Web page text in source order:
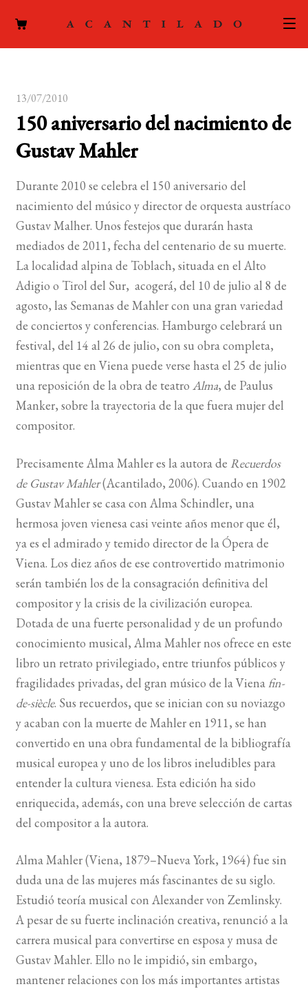
el
ACTUALIDAD
LA EDITORIAL
menú
FOREIGN RIGHTS
CONTACTO
MI CUENTA
BUSCAR
13/07/2010
150 aniversario del nacimiento de
Gustav Mahler
Durante 2010 se celebra el 150 aniversario del
nacimiento del músico y director de orquesta austríaco
Gustav Malher. Unos festejos que durarán hasta
mediados de 2011, fecha del centenario de su muerte.
La localidad alpina de Toblach, situada en el Alto
Adigio o Tirol del Sur, acogerá, del 10 de julio al 8 de
agosto, las Semanas de Mahler con una gran variedad
de conciertos y conferencias. Hamburgo celebrará un
festival, del 14 al 26 de julio, con su obra completa,
mientras que en Viena puede verse hasta el 25 de julio
una reposición de la obra de teatro Alma, de Paulus
Manker, sobre la trayectoria de la que fuera mujer del
compositor.
Precisamente Alma Mahler es la autora de Recuerdos
de Gustav Mahler(Acantilado, 2006). Cuando en 1902
Gustav Mahler se casa con Alma Schindler, una
hermosa joven vienesa casi veinte años menor que él,
ya es el admirado y temido director de la Ópera de
Viena. Los diez años de ese controvertido matrimonio
serán también los de la consagración definitiva del
compositor y la crisis de la civilización europea.
Dotada de una fuerte personalidad y de un profundo
conocimiento musical, Alma Mahler nos ofrece en este
libro un retrato privilegiado, entre triunfos públicos y
fragilidades privadas, del gran músico de la Vienafin-
de-siècle. Sus recuerdos, que se inician con su noviazgo
y acaban con la muerte de Mahler en 1911, se han
convertido en una obra fundamental de la bibliografía
musical europea y uno de los libros ineludibles para
entender la cultura vienesa. Esta edición ha sido
enriquecida, además, con una breve selección de cartas
del compositor a la autora.
Alma Mahler (Viena, 1879–Nueva York, 1964) fue sin
duda una de las mujeres más fascinantes de su siglo.
Estudió teoría musical con Alexander von Zemlinsky.
A pesar de su fuerte inclinación creativa, renunció a la
carrera musical para convertirse en esposa y musa de
Gustav Mahler. Ello no le impidió, sin embargo,
mantener relaciones con los más importantes artistas